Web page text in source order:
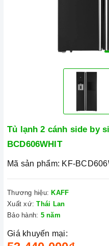
Tủ lạnh 2 cánh side by
BCD606WHIT
Mã sản phẩm: KF-
Thương hiệu: KAFF
Xuất xứ: Thái Lan
Bảo hành: 5 năm
Giá khuyến mại: